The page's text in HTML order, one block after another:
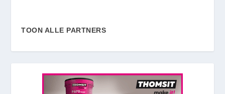
TOON ALLE PARTNERS